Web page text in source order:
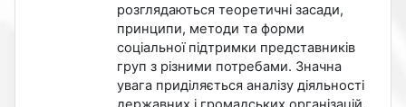
розглядаються теоретичні засади,
принципи, методи та форми
соціальної підтримки представників
груп з різними потребами. Значна
увага приділяється аналізу діяльності